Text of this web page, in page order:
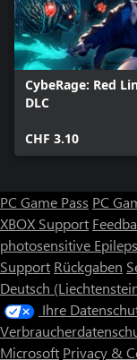
CybeRage: Red
DLC
CHF 3.10
PC Game Pass PC
XBOX Support
photosensitive
Support Rückgaben
Deutsch
Ihre
Microsoft Privacy &